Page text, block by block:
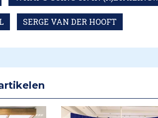
SERGE VAN DER HOOFT